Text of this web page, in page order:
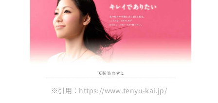
※引用：https://www.tenyu-kai.jp/